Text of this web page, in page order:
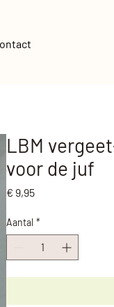
LBM
voor de juf
€ 9,95Prijs
Aantal *